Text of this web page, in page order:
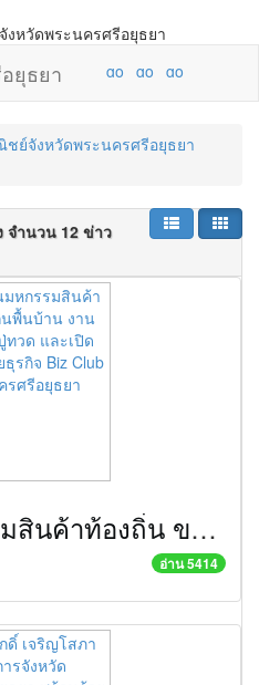
ยุธยา
ย์จังหวัดพระนครศรีอยุธยา
จำนวน 12 ข่าว
พิธีเปิดงานมหกรรมสินค้าท้องถิ่น ของกินพื้นบ้าน งานสรงน้ำหลวงปู่ทวด และเปิดศูนย์เครือข่ายธุรกิจ Biz Club จังหวัดพระนครศรีอยุธยา
อ่าน 5414